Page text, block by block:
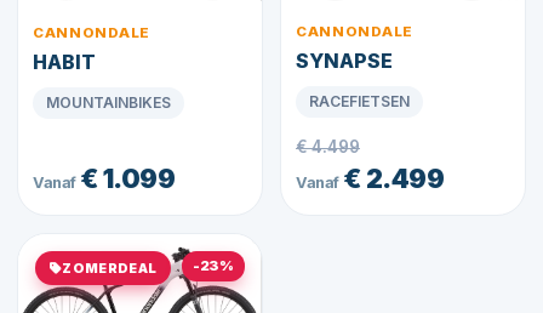
CANNONDALE
HABIT
MOUNTAINBIKES
Vanaf€ 1.099
CANNONDALE
SYNAPSE
RACEFIETSEN
€ 4.499
Vanaf€ 2.499
ZOMERDEAL -23%